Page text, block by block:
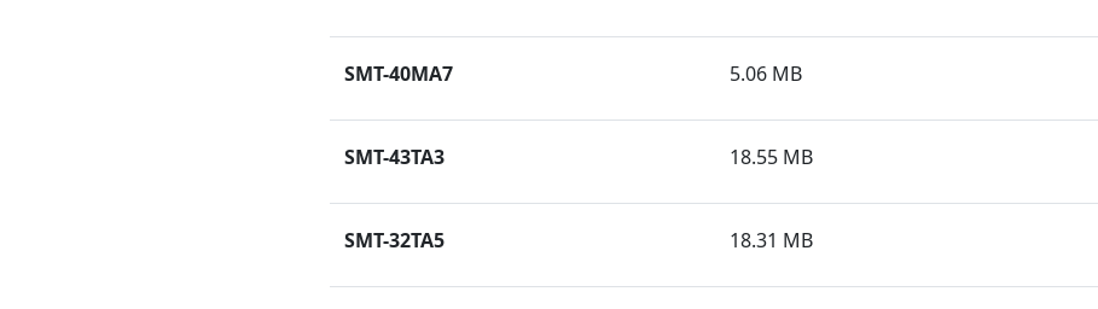
SMT-40MA7 5.06 MB
SMT-43TA3 18.55 MB
SMT-32TA5 18.31 MB